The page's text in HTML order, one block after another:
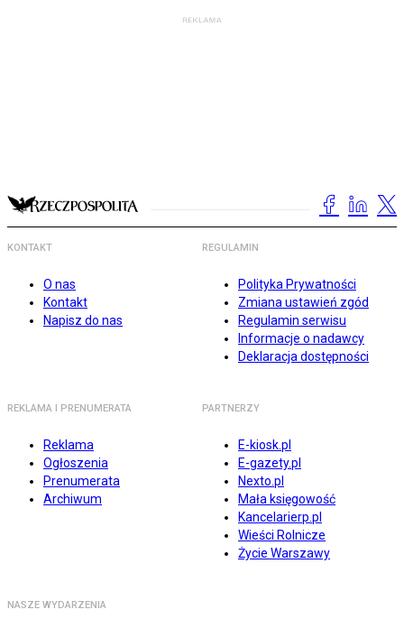
KONTAKT
O nas
Kontakt
Napisz do nas
REGULAMIN
Polityka Prywatności
Zmiana ustawień zgód
Regulamin serwisu
Informacje o nadawcy
Deklaracja dostępności
REKLAMA I PRENUMERATA
Reklama
Ogłoszenia
Prenumerata
Archiwum
PARTNERZY
E-kiosk.pl
E-gazety.pl
Nexto.pl
Mała księgowość
Kancelarierp.pl
Wieści Rolnicze
Życie Warszawy
NASZE WYDARZENIA